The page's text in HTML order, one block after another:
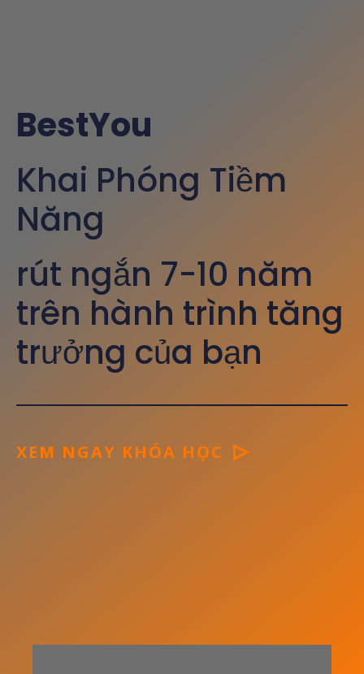
BestYou
Khai Phóng Tiềm
Năng
rút ngắn 7-10 năm
trên hành trình tăng
trưởng của bạn
XEM NGAY KHÓA HỌC